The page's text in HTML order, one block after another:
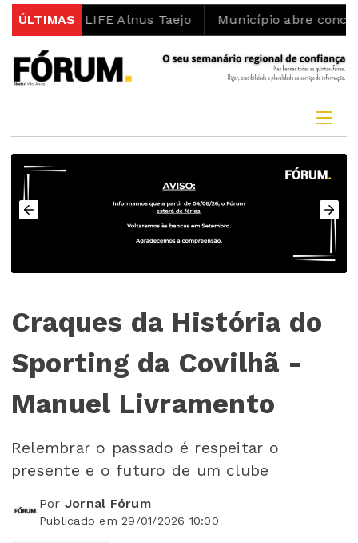
ÚLTIMAS
LIFE Alnus Taejo Município abre concurso
Craques da História do
Sporting da Covilhã -
Manuel Livramento
Relembrar o passado é respeitar o
presente e o futuro de um clube
Por Jornal Fórum
Publicado em 29/01/2026 10:00